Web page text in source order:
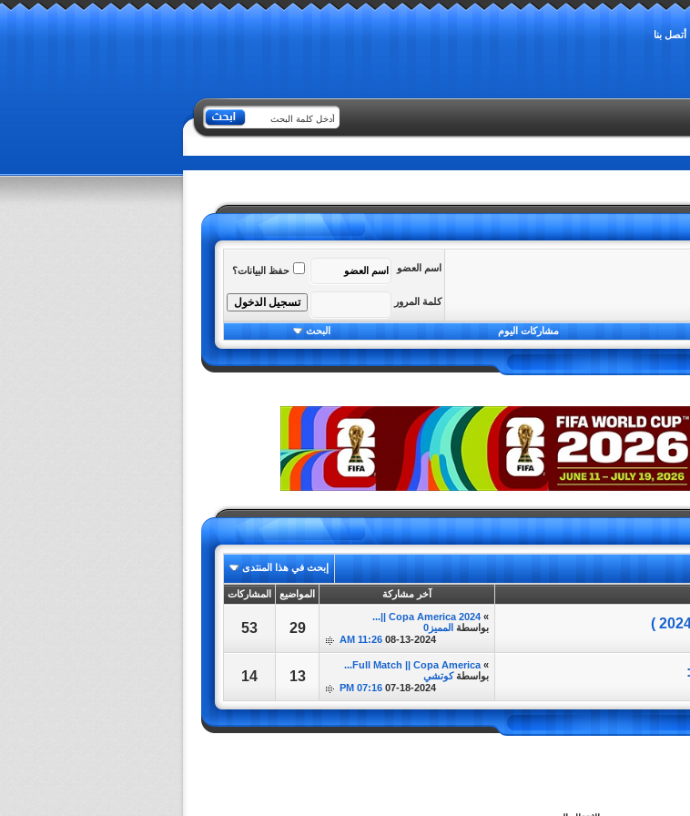
أتصل بنا
اسم العضو حفظ البيانات؟
كلمة المرور
مشاركات اليوم البحث
إبحث في هذا المنتدى
آخر مشاركة المواضيع المشاركات
»
Copa America 2024 ||...
بواسطة المميز0
08-13-2024
11:26 AM
29
53
»
Full Match || Copa America...
بواسطةكوتشي
07-18-2024
07:16 PM
13
14